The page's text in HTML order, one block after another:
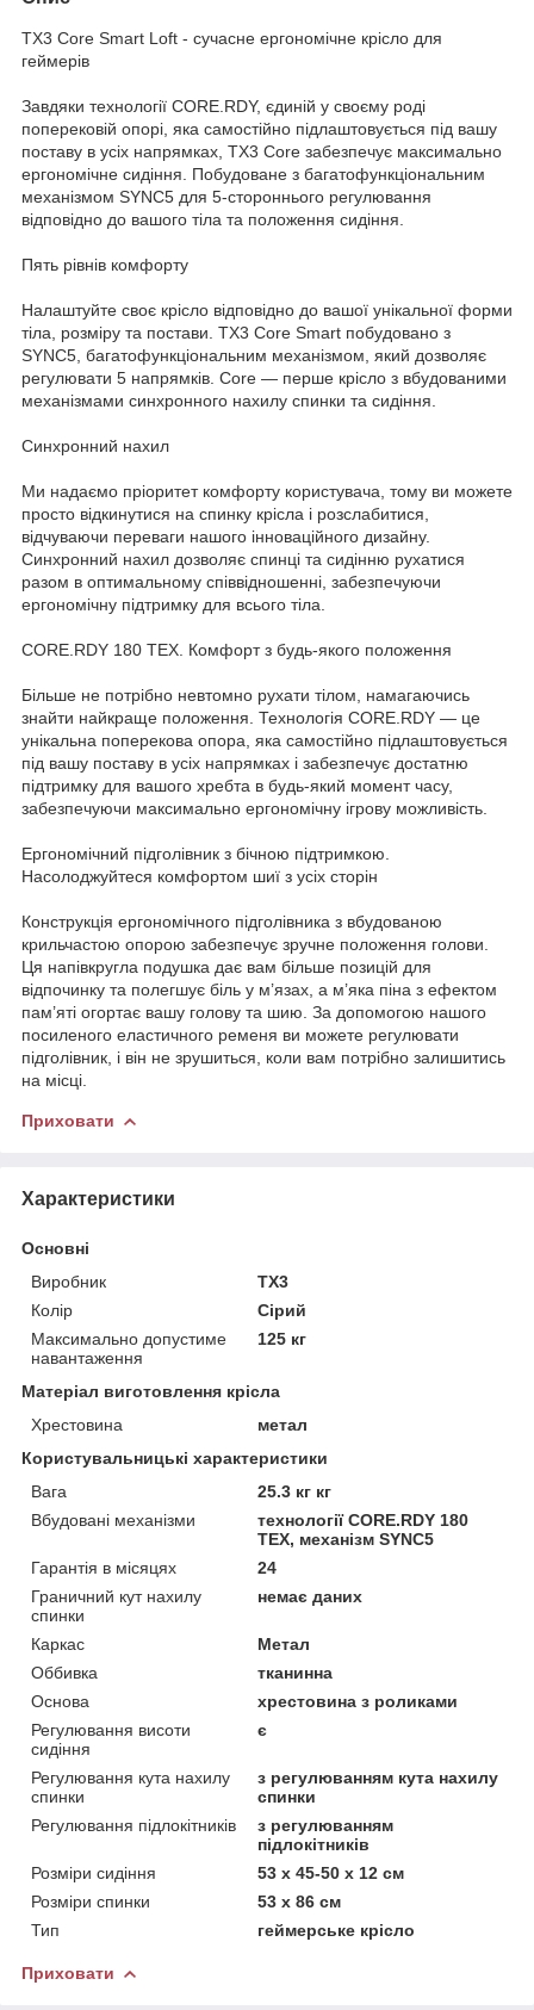
TX3 Core Smart Loft - сучасне ергономічне крісло для
геймерів
Завдяки технології CORE.RDY, єдиній у своєму роді
поперековій опорі, яка самостійно підлаштовується під вашу
поставу в усіх напрямках, TX3 Core забезпечує максимально
ергономічне сидіння. Побудоване з багатофункціональним
механізмом SYNC5 для 5-стороннього регулювання
відповідно до вашого тіла та положення сидіння.
Пять рівнів комфорту
Налаштуйте своє крісло відповідно до вашої унікальної форми
тіла, розміру та постави. TX3 Core Smart побудовано з
SYNC5, багатофункціональним механізмом, який дозволяє
регулювати 5 напрямків. Core — перше крісло з вбудованими
механізмами синхронного нахилу спинки та сидіння.
Синхронний нахил
Ми надаємо пріоритет комфорту користувача, тому ви можете
просто відкинутися на спинку крісла і розслабитися,
відчуваючи переваги нашого інноваційного дизайну.
Синхронний нахил дозволяє спинці та сидінню рухатися
разом в оптимальному співвідношенні, забезпечуючи
ергономічну підтримку для всього тіла.
CORE.RDY 180 ТЕХ. Комфорт з будь-якого положення
Більше не потрібно невтомно рухати тілом, намагаючись
знайти найкраще положення. Технологія CORE.RDY — це
унікальна поперекова опора, яка самостійно підлаштовується
під вашу поставу в усіх напрямках і забезпечує достатню
підтримку для вашого хребта в будь-який момент часу,
забезпечуючи максимально ергономічну ігрову можливість.
Ергономічний підголівник з бічною підтримкою.
Насолоджуйтеся комфортом шиї з усіх сторін
Конструкція ергономічного підголівника з вбудованою
крильчастою опорою забезпечує зручне положення голови.
Ця напівкругла подушка дає вам більше позицій для
відпочинку та полегшує біль у м’язах, а м’яка піна з ефектом
пам’яті огортає вашу голову та шию. За допомогою нашого
посиленого еластичного ременя ви можете регулювати
підголівник, і він не зрушиться, коли вам потрібно залишитись
на місці.
Приховати
Характеристики
Основні
Виробник
TX3
Колір
Сірий
Максимально допустиме
навантаження
125 кг
Матеріал виготовлення крісла
Хрестовина
метал
Користувальницькі характеристики
Вага
25.3 кг кг
Вбудовані механізми
технології CORE.RDY 180
ТЕХ, механізм SYNC5
Гарантія в місяцях
24
Граничний кут нахилу
спинки
немає даних
Каркас
Метал
Оббивка
тканинна
Основа
хрестовина з роликами
Регулювання висоти
сидіння
є
Регулювання кута нахилу
спинки
з регулюванням кута нахилу
спинки
Регулювання підлокітників
з регулюванням
підлокітників
Розміри сидіння
53 х 45-50 х 12 см
Розміри спинки
53 х 86 см
Тип
геймерське крісло
Приховати